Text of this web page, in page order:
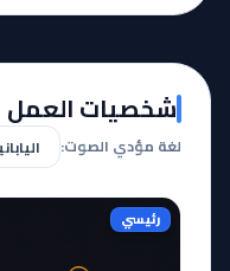
شخصيات العمل
لغة مؤدي الصوت:
رئيسي